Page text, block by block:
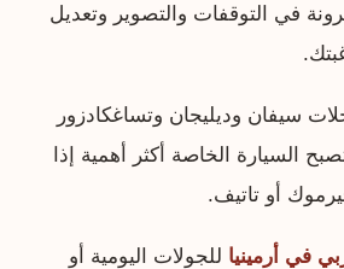
في التوقفات والتصوير وتعديل
سيفان وديليجان وتساغكادزور
السيارة الخاصة أكثر أهمية إذا
أو تاتيف.
في أرمينيا للجولات اليومية أو